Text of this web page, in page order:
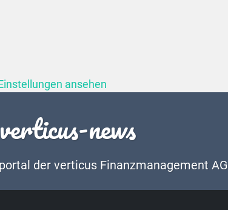
ansehen
verticus-news
der verticus Finanzmanagement AG